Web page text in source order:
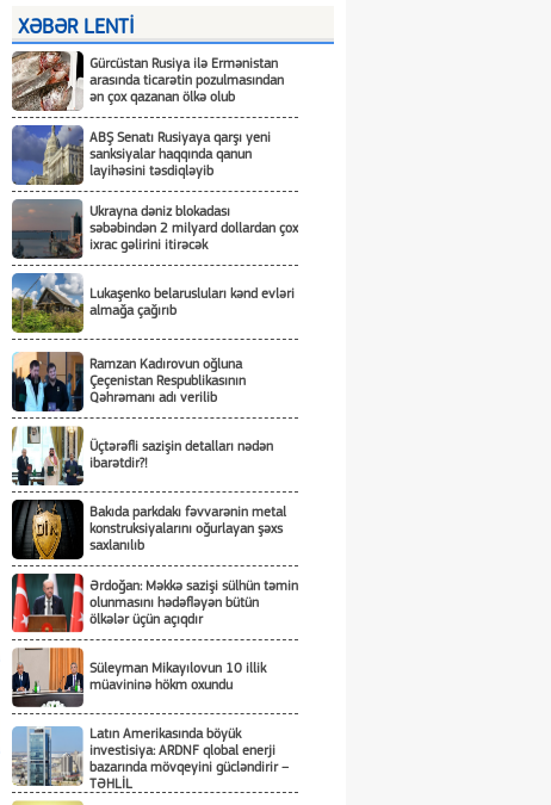
XƏBƏR LENTİ
Gürcüstan Rusiya ilə Ermənistan
arasında ticarətin pozulmasından
ən çox qazanan ölkə olub
ABŞ Senatı Rusiyaya qarşı yeni
sanksiyalar haqqında qanun
layihəsini təsdiqləyib
Ukrayna dəniz blokadası
səbəbindən 2 milyard dollardan çox
ixrac gəlirini itirəcək
Lukaşenko belarusluları kənd evləri
almağa çağırıb
Ramzan Kadırovun oğluna
Çeçenistan Respublikasının
Qəhrəmanı adı verilib
Üçtərəfli sazişin detalları nədən
ibarətdir?!
Bakıda parkdakı fəvvarənin metal
konstruksiyalarını oğurlayan şəxs
saxlanılıb
Ərdoğan: Məkkə sazişi sülhün təmin
olunmasını hədəfləyən bütün
ölkələr üçün açıqdır
Süleyman Mikayılovun 10 illik
müavininə hökm oxundu
Latın Amerikasında böyük
investisiya: ARDNF qlobal enerji
bazarında mövqeyini gücləndirir –
TƏHLİL